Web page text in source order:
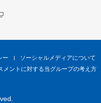
ー
ソーシャルメディアについて
メントに対する当グループの考え方